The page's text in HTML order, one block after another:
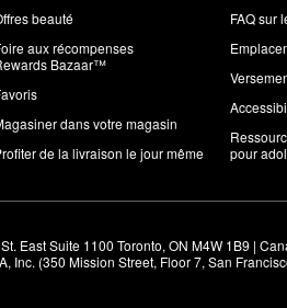
beauté
aux récompenses
Bazaar™
dans votre magasin
de la livraison le jour même
FAQ sur
pour
East Suite 1100 Toronto, ON M4W 1B9 |
Inc. (350 Mission Street, Floor 7, San